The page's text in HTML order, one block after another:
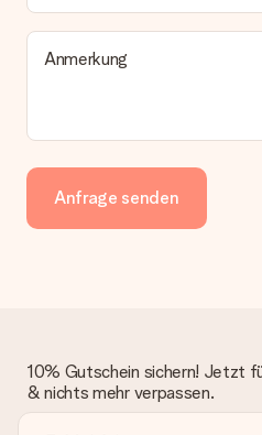
Anmerkung
Anfrage senden
10% Gutschein sichern! Jetzt
& nichts mehr verpassen.